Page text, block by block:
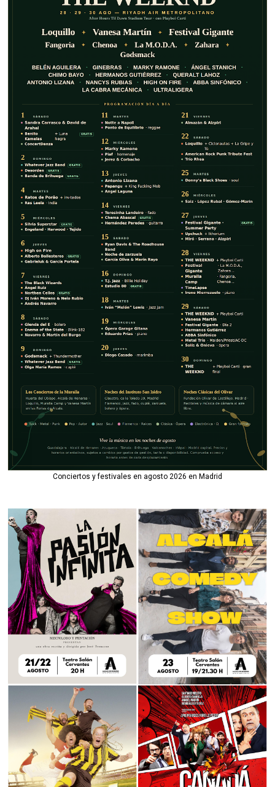
Conciertos y festivales en agosto 2026 en Madrid